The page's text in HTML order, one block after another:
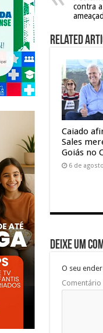
contra
Related
Caiado
Sales
Goiás no
6 de
Deixe um
O seu
Comentário